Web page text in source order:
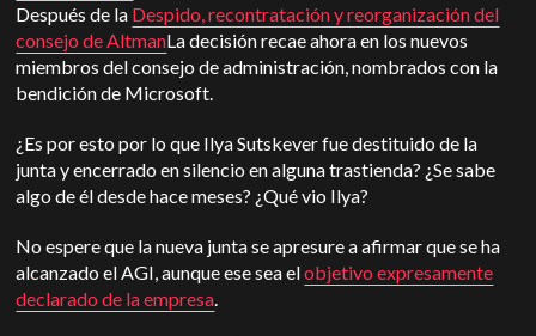
Después de la Despido, recontratación y reorganización del
consejo de AltmanLa decisión recae ahora en los nuevos
miembros del consejo de administración, nombrados con la
bendición de Microsoft.
¿Es por esto por lo que Ilya Sutskever fue destituido de la
junta y encerrado en silencio en alguna trastienda? ¿Se sabe
algo de él desde hace meses? ¿Qué vio Ilya?
No espere que la nueva junta se apresure a afirmar que se ha
alcanzado el AGI, aunque ese sea elobjetivo expresamente
declarado de la empresa.